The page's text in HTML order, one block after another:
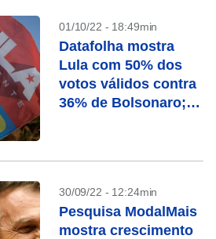
01/10/22 - 18:49min
Datafolha mostra
Lula com 50% dos
votos válidos contra
36% de Bolsonaro;
30/09/22 - 12:24min
Pesquisa ModalMais
mostra crescimento